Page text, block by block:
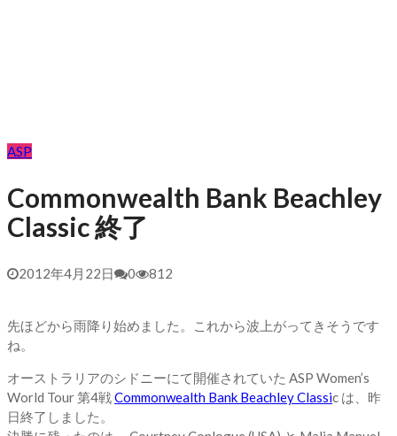
ASP
Commonwealth Bank Beachley
Classic 終了
2012年4月22日 0 812
先ほどから雨降り始めました。これから波上がってきそうです
ね。
オーストラリアのシドニーにて開催されていた ASP Women’s
World Tour 第4戦Commonwealth Bank Beachley Classic は、昨
日終了しました。